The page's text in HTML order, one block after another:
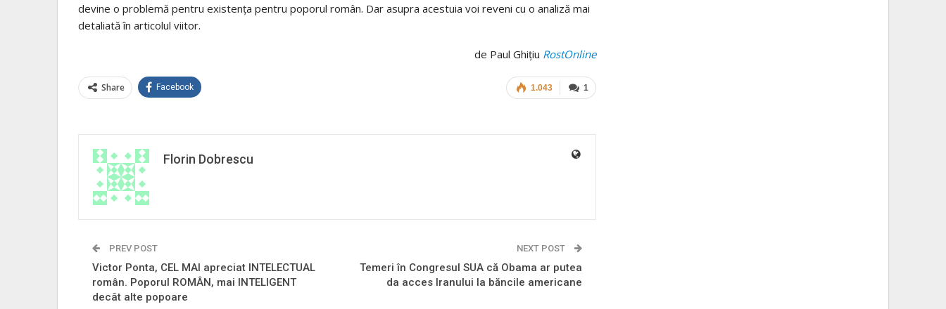
devine o problemă pentru existenţa pentru poporul român. Dar asupra acestuia voi reveni cu o analiză mai
detaliată în articolul viitor.
de Paul Ghiţiu RostOnline
1
1.043
Share Facebook
Florin Dobrescu
PREV POST
Victor Ponta, CEL MAI apreciat INTELECTUAL
român. Poporul ROMÂN, mai INTELIGENT
decât alte popoare
NEXT POST
Temeri în Congresul SUA că Obama ar putea
da acces Iranului la băncile americane